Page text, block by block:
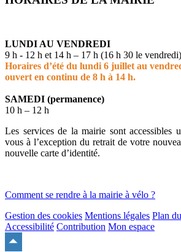
LUNDI AU VENDREDI
9 h - 12 h et 14 h – 17 h (16 h 30 le vendredi)
Horaires d’été du lundi 6 juillet au
ouvert en continu de 8 h à 14 h.
SAMEDI (permanence)
10 h – 12 h
Les services de la mairie sont accessibles
vous à l’exception du retrait de votre
nouvelle carte d’identité.
Comment se rendre à la mairie à vélo ?
Gestion des cookies Mentions légales Plan
Accessibilité Contribution Mon espace